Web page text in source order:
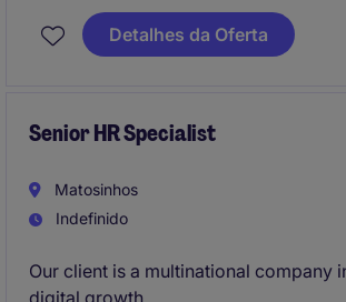
posição é ideal para quem procura
competências na área de consultoria
Detalhes da Oferta
Senior HR Specialist
Matosinhos
Indefinido
Our client is a multinational company
digital growth.